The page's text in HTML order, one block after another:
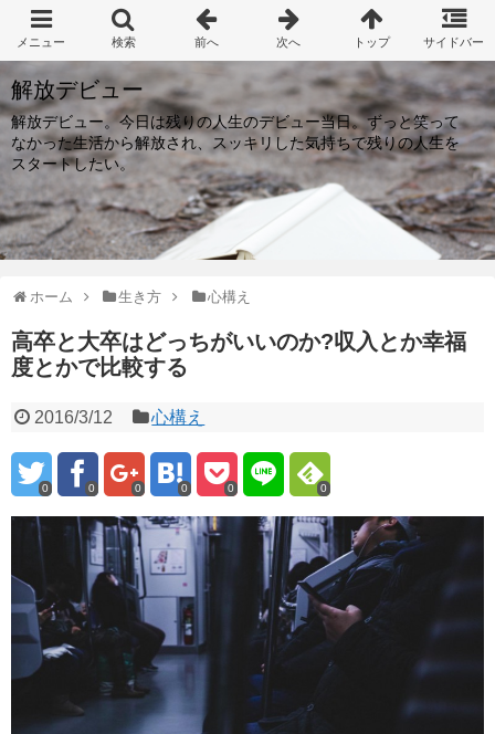
解放デビュー
解放デビュー。今日は残りの人生のデビュー当日。ずっと笑って
なかった生活から解放され、スッキリした気持ちで残りの人生を
スタートしたい。
ホーム 生き方 心構え
高卒と大卒はどっちがいいのか?収入とか幸福
度とかで比較する
2016/3/12 心構え
0 0 0 0 0 0